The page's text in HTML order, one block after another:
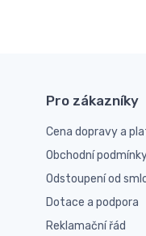
Pro zákazníky
Cena dopravy a
Obchodní
Odstoupení od
Dotace a podpora
Reklamační řád